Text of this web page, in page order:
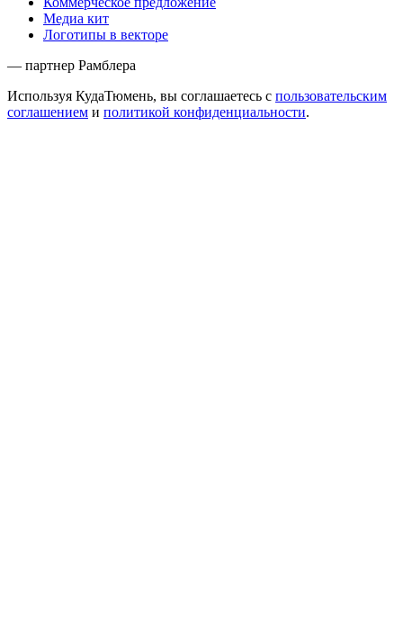
Медиа кит
Логотипы в векторе
— партнер Рамблера
Используя КудаТюмень, вы соглашаетесь с пользовательским
соглашением и политикой конфиденциальности.